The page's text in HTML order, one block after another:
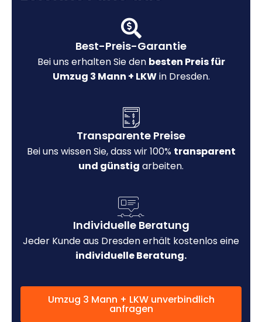
Best-Preis-Garantie
Bei uns erhalten Sie den besten Preis für
Umzug 3 Mann + LKWin Dresden.
Transparente Preise
Bei uns wissen Sie, dass wir 100% transparent
und günstig arbeiten.
Individuelle Beratung
Jeder Kunde aus Dresden erhält kostenlos eine
individuelle Beratung.
Umzug 3 Mann + LKW unverbindlich
anfragen